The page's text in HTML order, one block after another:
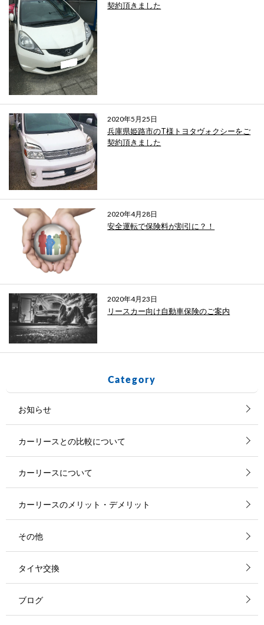
契約頂きました
2020年5月25日
兵庫県姫路市のT様トヨタヴォクシーをご
契約頂きました
2020年4月28日
安全運転で保険料が割引に？！
2020年4月23日
リースカー向け自動車保険のご案内
Category
お知らせ
カーリースとの比較について
カーリースについて
カーリースのメリット・デメリット
その他
タイヤ交換
ブログ